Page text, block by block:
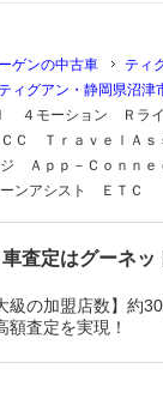
ゲンの中古車 ティ
ィグアン・静岡県沼津
Ｉ ４モーション Ｒラ
Ｃ ＴｒａｖｅｌＡ
Ａｐｐ－Ｃｏｎｎ
ンアシスト ＥＴＣ
車査定はグーネ
級の加盟店数】約
額査定を実現！